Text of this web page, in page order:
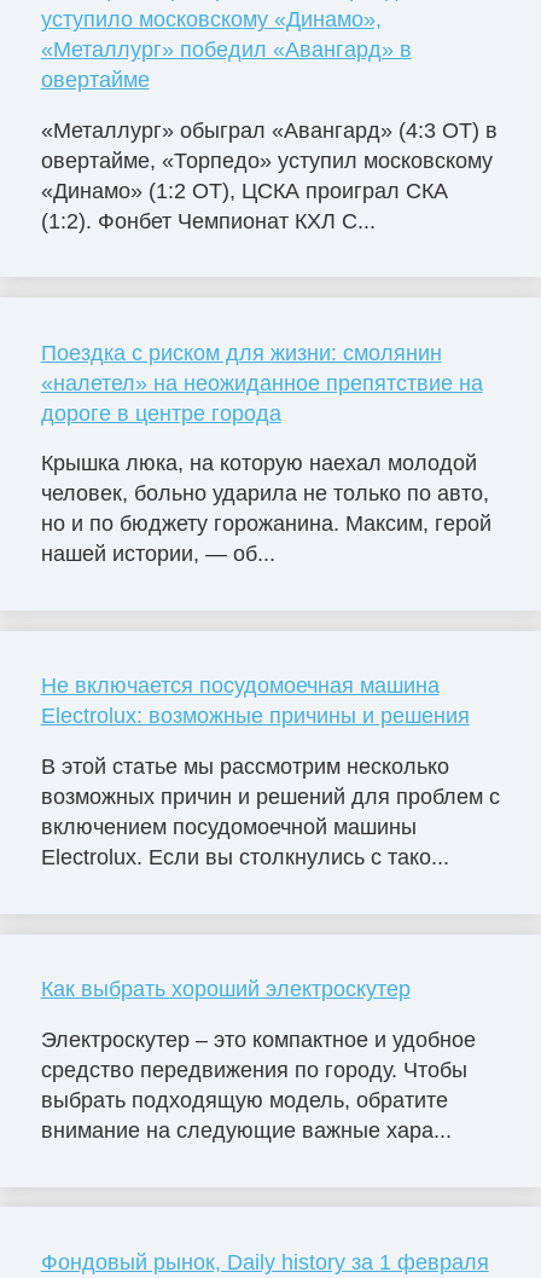
уступило московскому «Динамо»,
«Металлург» победил «Авангард» в
овертайме
«Металлург» обыграл «Авангард» (4:3 ОТ) в
овертайме, «Торпедо» уступил московскому
«Динамо» (1:2 ОТ), ЦСКА проиграл СКА
(1:2). Фонбет Чемпионат КХЛ С...
Поездка с риском для жизни: смолянин
«налетел» на неожиданное препятствие на
дороге в центре города
Крышка люка, на которую наехал молодой
человек, больно ударила не только по авто,
но и по бюджету горожанина. Максим, герой
нашей истории, — об...
Не включается посудомоечная машина
Electrolux: возможные причины и решения
В этой статье мы рассмотрим несколько
возможных причин и решений для проблем с
включением посудомоечной машины
Electrolux. Если вы столкнулись с тако...
Как выбрать хороший электроскутер
Электроскутер – это компактное и удобное
средство передвижения по городу. Чтобы
выбрать подходящую модель, обратите
внимание на следующие важные хара...
Фондовый рынок, Daily history за 1 февраля